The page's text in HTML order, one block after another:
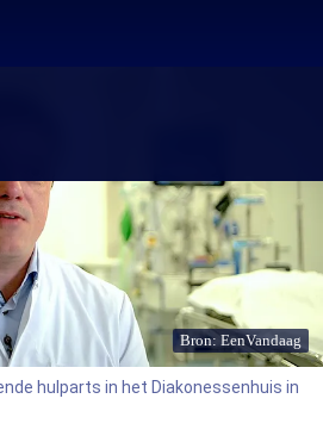
Bron: EenVandaag
hulparts in het Diakonessenhuis in